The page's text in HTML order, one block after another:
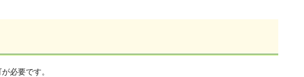
必要です。